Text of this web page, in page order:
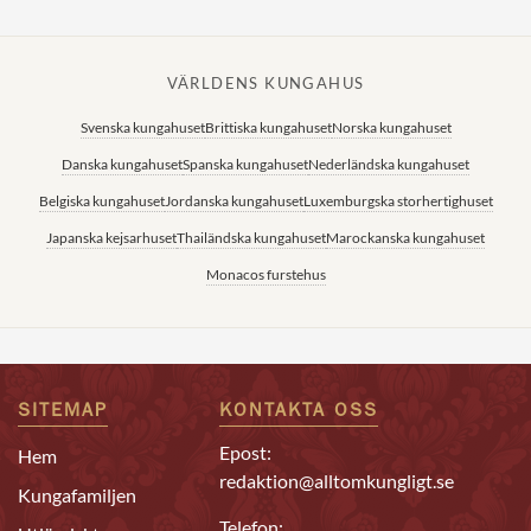
VÄRLDENS KUNGAHUS
Svenska kungahusetBrittiska kungahusetNorska kungahuset
Danska kungahusetSpanska kungahusetNederländska kungahuset
Belgiska kungahusetJordanska kungahusetLuxemburgska storhertighuset
Japanska kejsarhusetThailändska kungahusetMarockanska kungahuset
Monacos furstehus
SITEMAP
Hem
Kungafamiljen
KONTAKTA OSS
Epost:
redaktion@alltomkungligt.se